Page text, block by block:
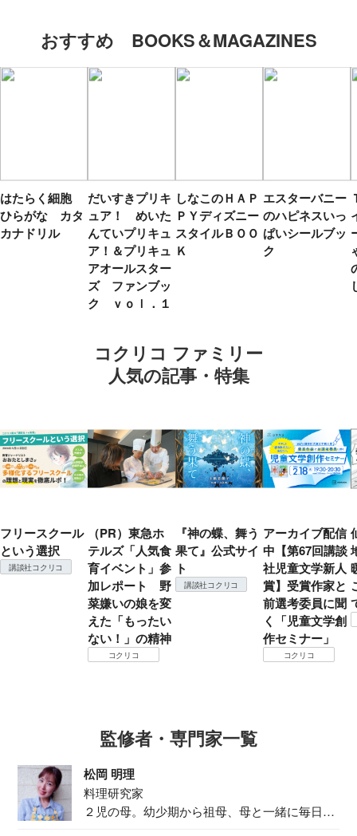
おすすめ BOOKS＆MAGAZINES
はたらく細胞
ひらがな カタ
カナドリル
だいすきプリキ
ュア！ めいた
んていプリキュ
ア！＆プリキュ
アオールスター
ズ ファンブッ
ク ｖｏｌ．１
しなこのＨＡＰ
ＰＹディズニー
スタイルＢＯＯ
Ｋ
エスターバニー
のハピネスいっ
ぱいシールブッ
ク
コクリコ ファミリー
人気の記事・特集
フリースクール
という選択
講談社コクリコ
（PR）東急ホ
テルズ「人気食
育イベント」参
加レポート 野
菜嫌いの娘を変
えた「もったい
ない！」の精神
コクリコ
『神の蝶、舞う
果て』公式サイ
ト
講談社コクリコ
アーカイブ配信
中【第67回講談
社児童文学新人
賞】受賞作家と
前選考委員に聞
く「児童文学創
作セミナー」
コクリコ
監修者・専門家一覧
松岡 明理
料理研究家
２児の母。幼少期から祖母、母と一緒に毎日の